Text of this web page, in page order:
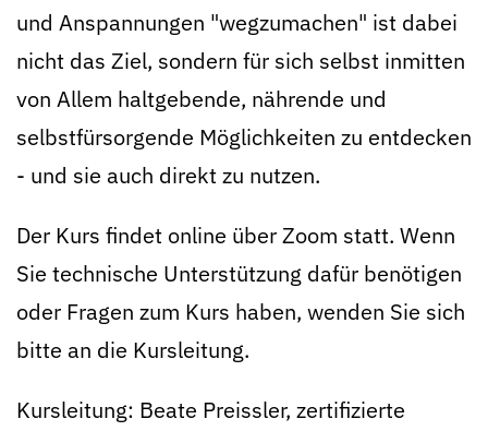
und Anspannungen "wegzumachen" ist dabei
nicht das Ziel, sondern für sich selbst inmitten
von Allem haltgebende, nährende und
selbstfürsorgende Möglichkeiten zu entdecken
- und sie auch direkt zu nutzen.
Der Kurs findet online über Zoom statt. Wenn
Sie technische Unterstützung dafür benötigen
oder Fragen zum Kurs haben, wenden Sie sich
bitte an die Kursleitung.
Kursleitung: Beate Preissler, zertifizierte